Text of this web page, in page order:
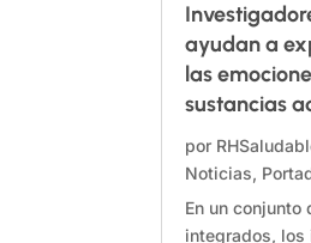
ayudan a
las
sustancias
por
Noticias,
En un conjunto
integrados,